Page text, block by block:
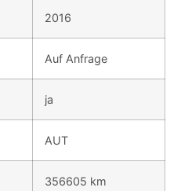
2016
Auf Anfrage
ja
AUT
356605 km